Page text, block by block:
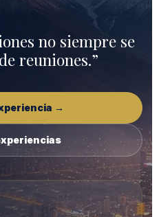
no siempre se
reuniones.”
→